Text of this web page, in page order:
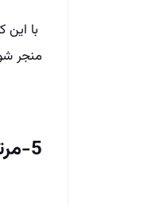
با
منجر
5-مرتبا بازخورد دریافت کنید